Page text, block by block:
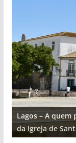
Lagos – A
da Igreja de